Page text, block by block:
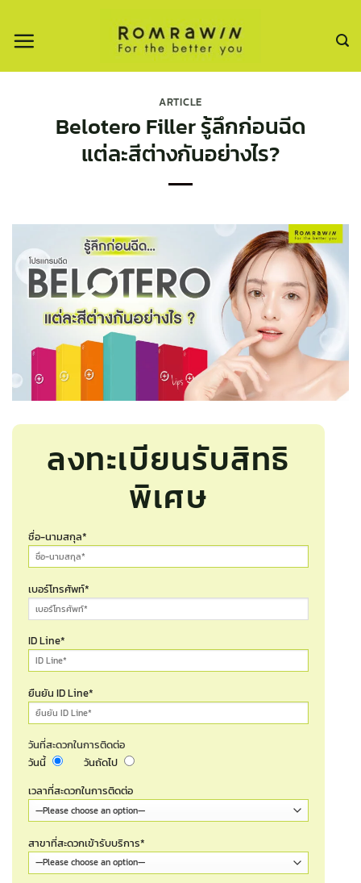
ARTICLE
Belotero Filler รู้ลึกก่อนฉีด
แต่ละสีต่างกันอย่างไร?
ลงทะเบียนรับสิทธิ
พิเศษ
ชื่อ-นามสกุล*
เบอร์โทรศัพท์*
ID Line*
ยืนยัน ID Line*
วันที่สะดวกในการติดต่อ
วันนี้
วันถัดไป
เวลาที่สะดวกในการติดต่อ
สาขาที่สะดวกเข้ารับบริการ*